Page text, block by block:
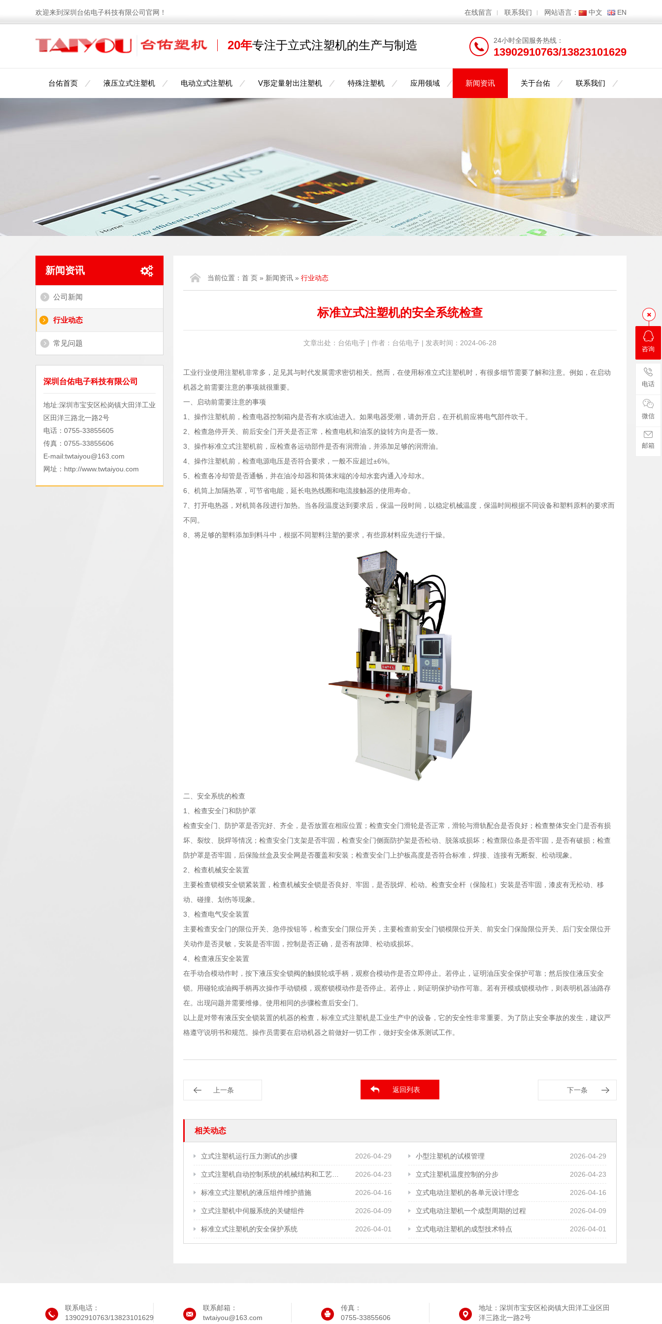
欢迎来到深圳台佑电子科技有限公司官网！ 在线留言 联系我们 网站语言： 中文 EN
20年专注于立式注塑机的生产与制造 24小时全国服务热线：
13902910763/13823101629
台佑首页 液压立式注塑机 电动立式注塑机 V形定量射出注塑机 特殊注塑机 应用领域 新闻资讯 关于台佑 联系我们
新闻资讯
公司新闻
行业动态
常见问题
深圳台佑电子科技有限公司
地址:深圳市宝安区松岗镇大田洋工业
区田洋三路北一路2号
电话：0755-33855605
传真：0755-33855606
E-mail:twtaiyou@163.com
网址： http://www.twtaiyou.com
当前位置： 首 页 » 新闻资讯 » 行业动态
标准立式注塑机的安全系统检查
文章出处：台佑电子 | 作者：台佑电子 | 发表时间：2024-06-28
工业行业使用注塑机非常多，足见其与时代发展需求密切相关。然而，在使用标准立式注塑机时，有很多细节需要了解和注意。例如，在启动
机器之前需要注意的事项就很重要。
一、启动前需要注意的事项
1、操作注塑机前，检查电器控制箱内是否有水或油进入。如果电器受潮，请勿开启，在开机前应将电气部件吹干。
2、检查急停开关、前后安全门开关是否正常，检查电机和油泵的旋转方向是否一致。
3、操作标准立式注塑机前，应检查各运动部件是否有润滑油，并添加足够的润滑油。
4、操作注塑机前，检查电源电压是否符合要求，一般不应超过±6%。
5、检查各冷却管是否通畅，并在油冷却器和筒体末端的冷却水套内通入冷却水。
6、机筒上加隔热罩，可节省电能，延长电热线圈和电流接触器的使用寿命。
7、打开电热器，对机筒各段进行加热。当各段温度达到要求后，保温一段时间，以稳定机械温度，保温时间根据不同设备和塑料原料的要求而
不同。
8、将足够的塑料添加到料斗中，根据不同塑料注塑的要求，有些原材料应先进行干燥。
二、安全系统的检查
1、检查安全门和防护罩
检查安全门、防护罩是否完好、齐全，是否放置在相应位置；检查安全门滑轮是否正常，滑轮与滑轨配合是否良好；检查整体安全门是否有损
坏、裂纹、脱焊等情况；检查安全门支架是否牢固，检查安全门侧面防护架是否松动、脱落或损坏；检查限位条是否牢固，是否有破损；检查
防护罩是否牢固，后保险丝盒及安全网是否覆盖和安装；检查安全门上护板高度是否符合标准，焊接、连接有无断裂、松动现象。
2、检查机械安全装置
主要检查锁模安全锁紧装置，检查机械安全锁是否良好、牢固，是否脱焊、松动。检查安全杆（保险杠）安装是否牢固，漆皮有无松动、移
动、碰撞、划伤等现象。
3、检查电气安全装置
主要检查安全门的限位开关、急停按钮等，检查安全门限位开关，主要检查前安全门锁模限位开关、前安全门保险限位开关、后门安全限位开
关动作是否灵敏，安装是否牢固，控制是否正确，是否有故障、松动或损坏。
4、检查液压安全装置
在手动合模动作时，按下液压安全锁阀的触摸轮或手柄，观察合模动作是否立即停止。若停止，证明油压安全保护可靠；然后按住液压安全
锁。用碰轮或油阀手柄再次操作手动锁模，观察锁模动作是否停止。若停止，则证明保护动作可靠。若有开模或锁模动作，则表明机器油路存
在。出现问题并需要维修。使用相同的步骤检查后安全门。
以上是对带有液压安全锁装置的机器的检查，标准立式注塑机是工业生产中的设备，它的安全性非常重要。为了防止安全事故的发生，建议严
格遵守说明书和规范。操作员需要在启动机器之前做好一切工作，做好安全体系测试工作。
上一条 返回列表 下一条
相关动态
2026-04-29
立式注塑机运行压力测试的步骤 2026-04-29
小型注塑机的试模管理
2026-04-23 2026-04-23
立式注塑机温度控制的分步
2026-04-16
标准立式注塑机的液压组件维护措施 2026-04-16
立式电动注塑机的各单元设计理念
2026-04-09
立式注塑机中伺服系统的关键组件 2026-04-09
立式电动注塑机一个成型周期的过程
2026-04-01
标准立式注塑机的安全保护系统 2026-04-01
立式电动注塑机的成型技术特点
联系电话：
13902910763/13823101629
联系邮箱：
twtaiyou@163.com
传真：
0755-33855606
地址：深圳市宝安区松岗镇大田洋工业区田
洋三路北一路2号
咨询
电话
微信
邮箱